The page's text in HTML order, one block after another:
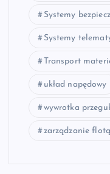
Systemy
Systemy
Transport
układ napędowy
wywrotka
zarządzanie flotą